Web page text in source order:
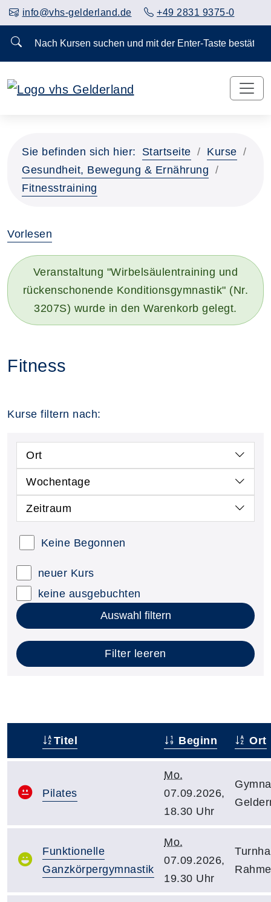
info@vhs-gelderland.de +49 2831 9375-0
Nach Kursen suchen und mit der Enter-Taste
Sie befinden sich hier: Startseite
Kurse
Gesundheit, Bewegung & Ernährung
Fitnesstraining
Vorlesen
Veranstaltung "Wirbelsäulentraining und
rückenschonende Konditionsgymnastik" (Nr.
3207S) wurde in den Warenkorb gelegt.
Fitness
Kurse filtern nach:
Ort
Wochentage
Zeitraum
Keine Begonnen
neuer Kurs
keine ausgebuchten
Auswahl filtern
Filter leeren
Titel Beginn Ort
Pilates
Mo.
07.09.2026,
18.30 Uhr
Funktionelle
Ganzkörpergymnastik
Mo.
07.09.2026,
19.30 Uhr